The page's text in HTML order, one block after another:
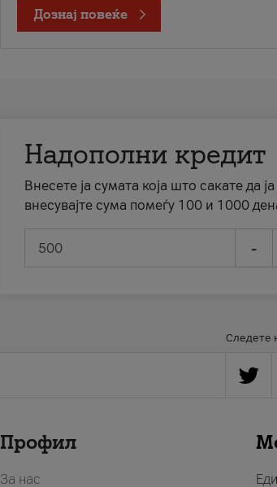
Дознај повеќе
Надополни кредит
Внесете ја сумата која што сакате да
внесувајте сума помеѓу 100 и 1000
-
Следете
Профил
За нас